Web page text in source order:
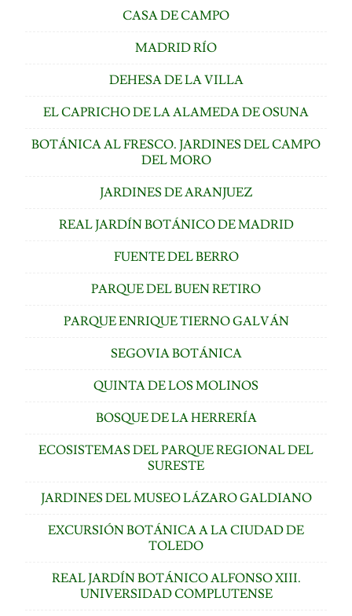
CASA DE CAMPO
MADRID RÍO
DEHESA DE LA VILLA
EL CAPRICHO DE LA ALAMEDA DE OSUNA
BOTÁNICA AL FRESCO. JARDINES DEL CAMPO
DEL MORO
JARDINES DE ARANJUEZ
REAL JARDÍN BOTÁNICO DE MADRID
FUENTE DEL BERRO
PARQUE DEL BUEN RETIRO
PARQUE ENRIQUE TIERNO GALVÁN
SEGOVIA BOTÁNICA
QUINTA DE LOS MOLINOS
BOSQUE DE LA HERRERÍA
ECOSISTEMAS DEL PARQUE REGIONAL DEL
SURESTE
JARDINES DEL MUSEO LÁZARO GALDIANO
EXCURSIÓN BOTÁNICA A LA CIUDAD DE
TOLEDO
REAL JARDÍN BOTÁNICO ALFONSO XIII.
UNIVERSIDAD COMPLUTENSE